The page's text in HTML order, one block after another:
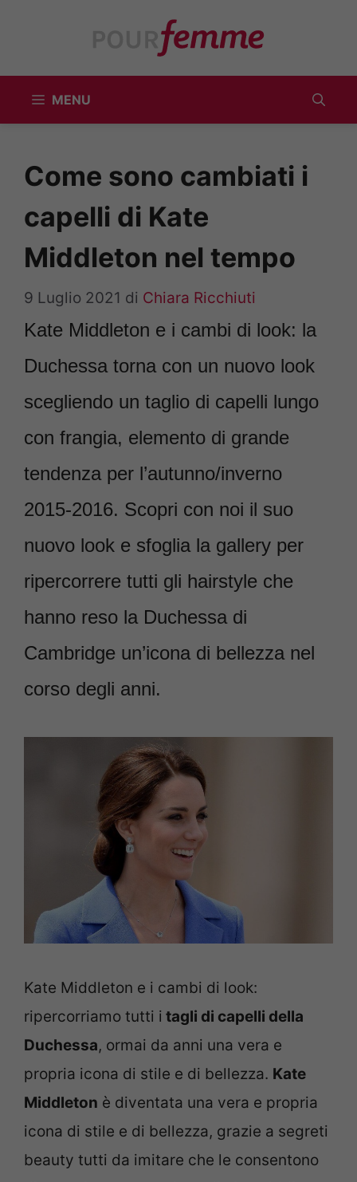
MENU
Come sono cambiati i
capelli di Kate
Middleton nel tempo
9 Luglio 2021 di Chiara Ricchiuti
Kate Middleton e i cambi di look: la
Duchessa torna con un nuovo look
scegliendo un taglio di capelli lungo
con frangia, elemento di grande
tendenza per l’autunno/inverno
2015-2016. Scopri con noi il suo
nuovo look e sfoglia la gallery per
ripercorrere tutti gli hairstyle che
hanno reso la Duchessa di
Cambridge un’icona di bellezza nel
corso degli anni.
Kate Middleton e i cambi di look:
ripercorriamo tutti i tagli di capelli della
Duchessa, ormai da anni una vera e
propria icona di stile e di bellezza. Kate
Middleton è diventata una vera e propria
icona di stile e di bellezza, grazie a segreti
beauty tutti da imitare che le consentono